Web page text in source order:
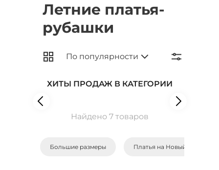
Летние платья-
рубашки
ХИТЫ ПРОДАЖ В КАТЕГОРИИ
Найдено 7 товаров
Большие размеры Платья на Новый Год